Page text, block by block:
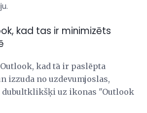
kad tas ir minimizēts
kad tā ir paslēpta
izzuda no uzdevumjoslas,
uz ikonas "Outlook